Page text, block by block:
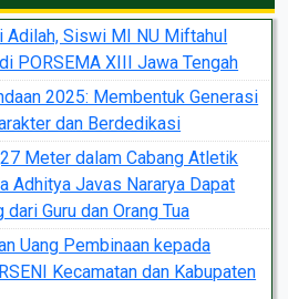
Adilah, Siswi MI NU Miftahul
PORSEMA XIII Jawa Tengah
2025: Membentuk Generasi
dan Berdedikasi
Meter dalam Cabang Atletik
Adhitya Javas Nararya Dapat
Guru dan Orang Tua
Uang Pembinaan kepada
Kecamatan dan Kabupaten